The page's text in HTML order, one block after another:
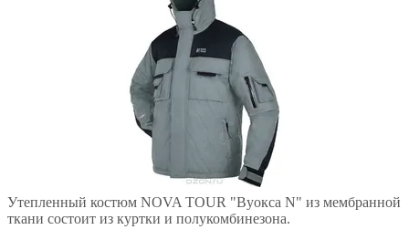
Утепленный костюм NOVA TOUR "Вуокса N" из мембранной
ткани состоит из куртки и полукомбинезона.